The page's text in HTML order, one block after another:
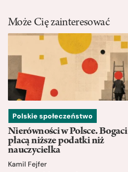
Może Cię zainteresować
Polskie społeczeństwo
Nierówności w Polsce. Bogaci
płacą niższe podatki niż
nauczycielka
Kamil Fejfer